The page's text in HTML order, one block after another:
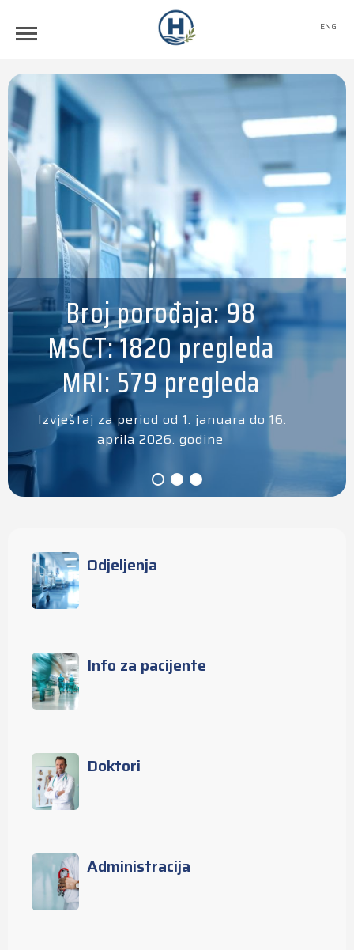
ENG
Broj porođaja: 98
MSCT: 1820 pregleda
MRI: 579 pregleda
Izvještaj za period od 1. januara do 16.
aprila 2026. godine
Odjeljenja
Info za pacijente
Doktori
Administracija